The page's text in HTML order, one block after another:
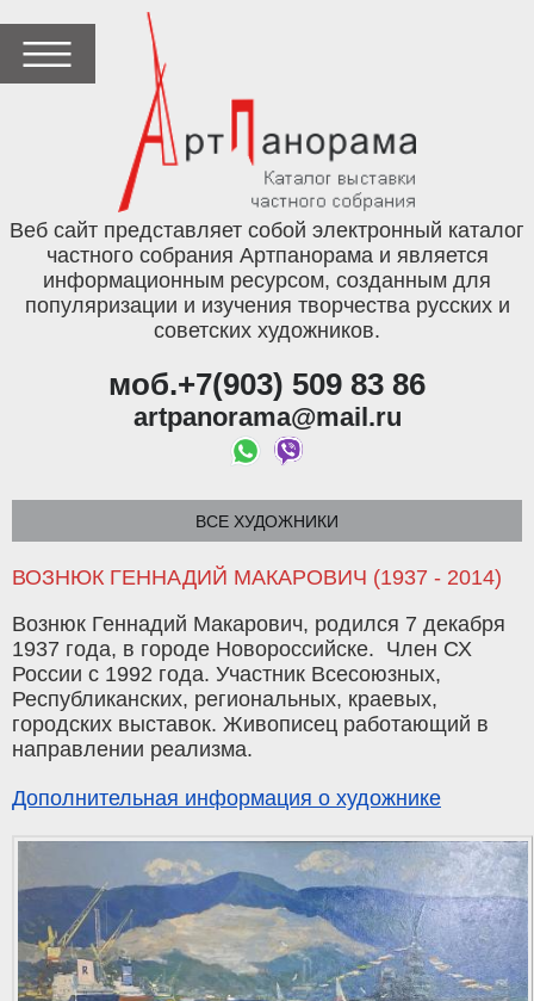
Веб сайт представляет собой электронный каталог
частного собрания Артпанорама и является
информационным ресурсом, созданным для
популяризации и изучения творчества русских и
советских художников.
моб.+7(903) 509 83 86
artpanorama@mail.ru
ВСЕ ХУДОЖНИКИ
ВОЗНЮК ГЕННАДИЙ МАКАРОВИЧ (1937 - 2014)
Вознюк Геннадий Макарович, родился 7 декабря
1937 года, в городе Новороссийске. Член СХ
России с 1992 года. Участник Всесоюзных,
Республиканских, региональных, краевых,
городских выставок. Живописец работающий в
направлении реализма.
Дополнительная информация о художнике